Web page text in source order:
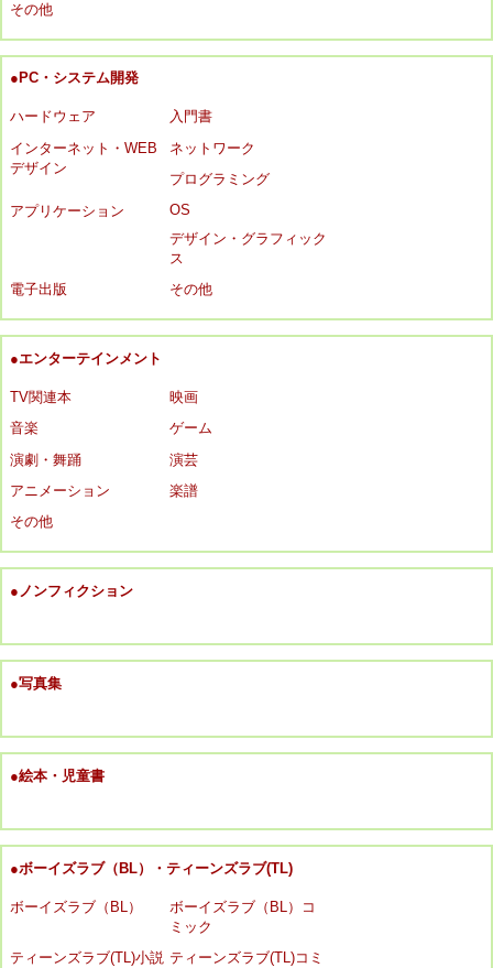
その他
●PC・システム開発
ハードウェア
入門書
インターネット・WEB
デザイン
ネットワーク
プログラミング
アプリケーション
OS
デザイン・グラフィック
ス
電子出版
その他
●エンターテインメント
TV関連本
映画
音楽
ゲーム
演劇・舞踊
演芸
アニメーション
楽譜
その他
●ノンフィクション
●写真集
●絵本・児童書
●ボーイズラブ（BL）・ティーンズラブ(TL)
ボーイズラブ（BL）
ボーイズラブ（BL）コ
ミック
ティーンズラブ(TL)小説 ティーンズラブ(TL)コミ